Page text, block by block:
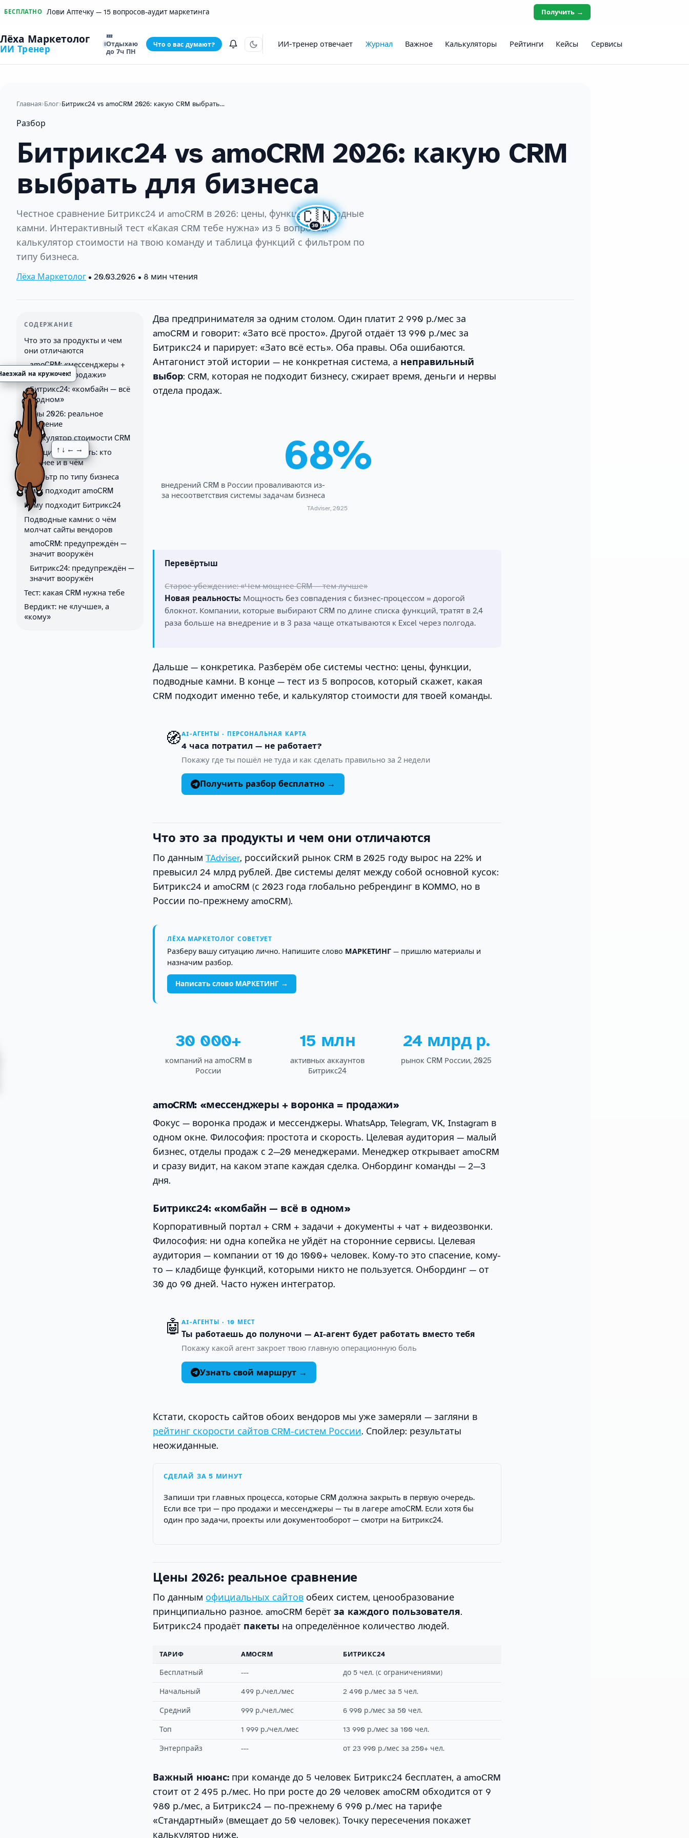
БЕСПЛАТНО Лови Аптечку — 15 вопросов-аудит маркетинга Получить →
Лёха Маркетолог
ИИ Тренер
💤
Отдыхаю
до 7ч ПН
Что о вас думают? ИИ-тренер отвечает Журнал Важное Калькуляторы Рейтинги Кейсы Сервисы
Главная›Блог› Битрикс24 vs amoCRM 2026: какую CRM выбрать для бизнеса
Разбор
Битрикс24 vs amoCRM 2026: какую CRM
выбрать для бизнеса
Честное сравнение Битрикс24 и amoCRM в 2026: цены, функции, подводные
камни. Интерактивный тест «Какая CRM тебе нужна» из 5 вопросов,
калькулятор стоимости на твою команду и таблица функций с фильтром по
типу бизнеса.
Лёха Маркетолог • 20.03.2026 • 8 мин чтения
СОДЕРЖАНИЕ
Что это за продукты и чем
они отличаются
amoCRM: «мессенджеры +
воронка = продажи»
Битрикс24: «комбайн — всё
в одном»
Цены 2026: реальное
сравнение
Калькулятор стоимости CRM
Функциональность: кто
сильнее и в чём
Фильтр по типу бизнеса
Кому подходит amoCRM
Кому подходит Битрикс24
Подводные камни: о чём
молчат сайты вендоров
amoCRM: предупреждён —
значит вооружён
Битрикс24: предупреждён —
значит вооружён
Тест: какая CRM нужна тебе
Вердикт: не «лучше», а
«кому»
Два предпринимателя за одним столом. Один платит 2 990 р./мес за
amoCRM и говорит: «Зато всё просто». Другой отдаёт 13 990 р./мес за
Битрикс24 и парирует: «Зато всё есть». Оба правы. Оба ошибаются.
Антагонист этой истории — не конкретная система, а неправильный
выбор: CRM, которая не подходит бизнесу, сжирает время, деньги и нервы
отдела продаж.
68%
внедрений CRM в России проваливаются из-
за несоответствия системы задачам бизнеса
TAdviser, 2025
Перевёртыш
Старое убеждение: «Чем мощнее CRM — тем лучше»
Новая реальность: Мощность без совпадения с бизнес-процессом = дорогой
блокнот. Компании, которые выбирают CRM по длине списка функций, тратят в 2,4
раза больше на внедрение и в 3 раза чаще откатываются к Excel через полгода.
Дальше — конкретика. Разберём обе системы честно: цены, функции,
подводные камни. В конце — тест из 5 вопросов, который скажет, какая
CRM подходит именно тебе, и калькулятор стоимости для твоей команды.
🧭AI-АГЕНТЫ · ПЕРСОНАЛЬНАЯ КАРТА
4 часа потратил — не работает?
Покажу где ты пошёл не туда и как сделать правильно за 2 недели
Получить разбор бесплатно →
Что это за продукты и чем они отличаются
По даннымTAdviser, российский рынок CRM в 2025 году вырос на 22% и
превысил 24 млрд рублей. Две системы делят между собой основной кусок:
Битрикс24 и amoCRM (с 2023 года глобально ребрендинг в KOMMO, но в
России по-прежнему amoCRM).
ЛЁХА МАРКЕТОЛОГ СОВЕТУЕТ
Разберу вашу ситуацию лично. Напишите слово МАРКЕТИНГ — пришлю материалы и
назначим разбор.
Написать слово МАРКЕТИНГ →
30 000+
компаний на amoCRM в
России
15 млн
активных аккаунтов
Битрикс24
24 млрд р.
рынок CRM России, 2025
amoCRM: «мессенджеры + воронка = продажи»
Фокус — воронка продаж и мессенджеры. WhatsApp, Telegram, VK, Instagram в
одном окне. Философия: простота и скорость. Целевая аудитория — малый
бизнес, отделы продаж с 2—20 менеджерами. Менеджер открывает amoCRM
и сразу видит, на каком этапе каждая сделка. Онбординг команды — 2—3
дня.
Битрикс24: «комбайн — всё в одном»
Корпоративный портал + CRM + задачи + документы + чат + видеозвонки.
Философия: ни одна копейка не уйдёт на сторонние сервисы. Целевая
аудитория — компании от 10 до 1000+ человек. Кому-то это спасение, кому-
то — кладбище функций, которыми никто не пользуется. Онбординг — от
30 до 90 дней. Часто нужен интегратор.
🤖AI-АГЕНТЫ · 10 МЕСТ
Ты работаешь до полуночи — AI-агент будет работать вместо тебя
Покажу какой агент закроет твою главную операционную боль
Узнать свой маршрут →
Кстати, скорость сайтов обоих вендоров мы уже замеряли — загляни в
рейтинг скорости сайтов CRM-систем России. Спойлер: результаты
неожиданные.
СДЕЛАЙ ЗА 5 МИНУТ
Запиши три главных процесса, которые CRM должна закрыть в первую очередь.
Если все три — про продажи и мессенджеры — ты в лагере amoCRM. Если хотя бы
один про задачи, проекты или документооборот — смотри на Битрикс24.
Цены 2026: реальное сравнение
По данным официальных сайтов обеих систем, ценообразование
принципиально разное. amoCRM берётза каждого пользователя.
Битрикс24 продаёт пакеты на определённое количество людей.
ТАРИФ AMOCRM БИТРИКС24
Бесплатный --- до 5 чел. (с ограничениями)
Начальный 499 р./чел./мес 2 490 р./мес за 5 чел.
Средний 999 р./чел./мес 6 990 р./мес за 50 чел.
Топ 1 999 р./чел./мес 13 990 р./мес за 100 чел.
Энтерпрайз --- от 23 990 р./мес за 250+ чел.
Важный нюанс: при команде до 5 человек Битрикс24 бесплатен, а amoCRM
стоит от 2 495 р./мес. Но при росте до 20 человек amoCRM обходится от 9
980 р./мес, а Битрикс24 — по-прежнему 6 990 р./мес на тарифе
«Стандартный» (вмещает до 50 человек). Точку пересечения покажет
калькулятор ниже.
на кружочек!
↑↓←→
🇨🇳
30